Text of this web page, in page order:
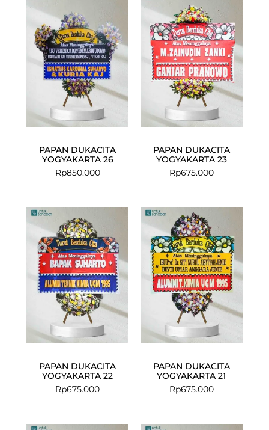
PAPAN DUKACITA
YOGYAKARTA 26
Rp850.000
PAPAN DUKACITA
YOGYAKARTA 23
Rp675.000
PAPAN DUKACITA
YOGYAKARTA 22
Rp675.000
PAPAN DUKACITA
YOGYAKARTA 21
Rp675.000